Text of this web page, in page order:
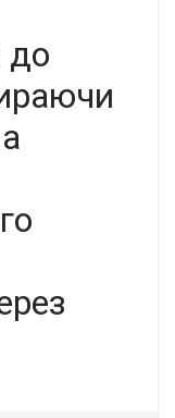
до